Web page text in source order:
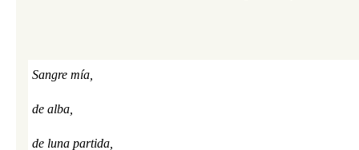
Sangre mía,
de alba,
de luna partida,